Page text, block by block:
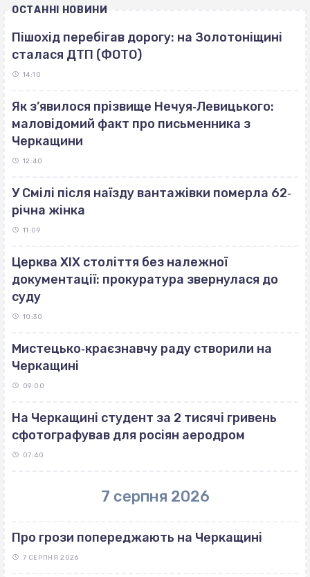
ОСТАННІ НОВИНИ
Пішохід перебігав дорогу: на Золотоніщині
сталася ДТП (ФОТО)
14:10
Як з’явилося прізвище Нечуя‐Левицького:
маловідомий факт про письменника з
Черкащини
12:40
У Смілі після наїзду вантажівки померла 62‐
річна жінка
11:09
Церква ХІХ століття без належної
документації: прокуратура звернулася до
суду
10:30
Мистецько‐краєзнавчу раду створили на
Черкащині
09:00
На Черкащині студент за 2 тисячі гривень
сфотографував для росіян аеродром
07:40
7 серпня 2026
Про грози попереджають на Черкащині
7 СЕРПНЯ 2026